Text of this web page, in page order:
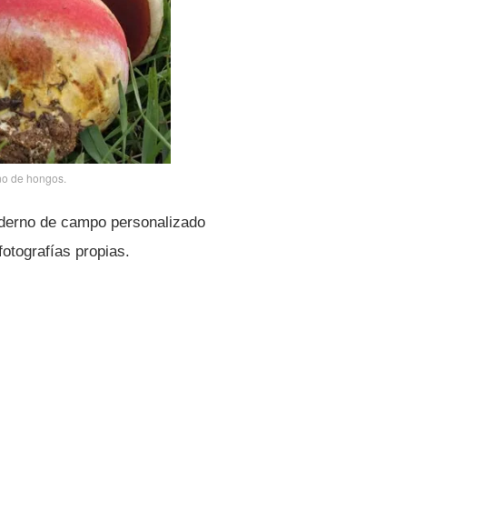
de hongos.
de campo personalizado
propias.